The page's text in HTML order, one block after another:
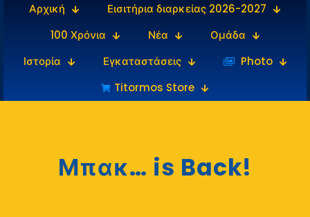
Αρχική
Εισιτήρια διαρκείας 2026-2027
100 Χρόνια
Νέα
Ομάδα
Ιστορία
Εγκαταστάσεις
‎‏‏‎ ‎Photo
Titormos Store
Μπακ… is Back!